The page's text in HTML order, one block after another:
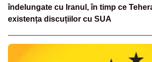
îndelungate cu Iranul, în timp ce
existența discuțiilor cu SUA